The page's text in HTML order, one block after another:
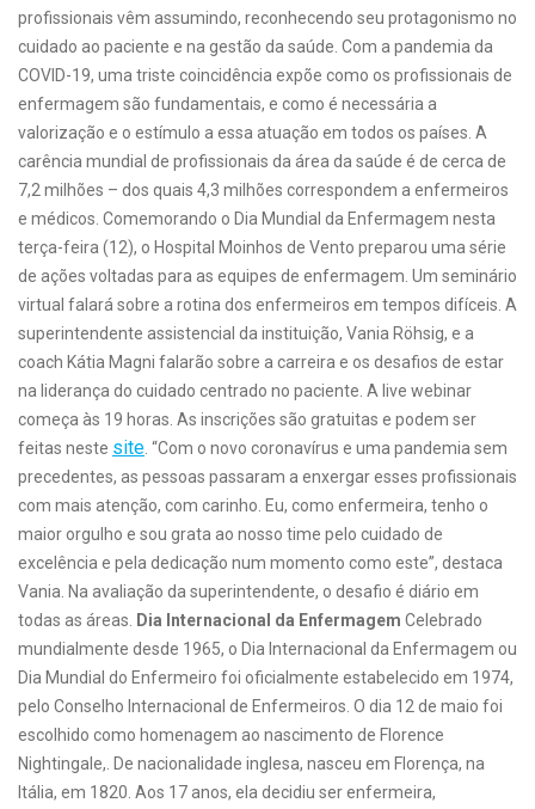
profissionais vêm assumindo, reconhecendo seu protagonismo no
cuidado ao paciente e na gestão da saúde. Com a pandemia da
COVID-19, uma triste coincidência expõe como os profissionais de
enfermagem são fundamentais, e como é necessária a
valorização e o estímulo a essa atuação em todos os países. A
carência mundial de profissionais da área da saúde é de cerca de
7,2 milhões – dos quais 4,3 milhões correspondem a enfermeiros
e médicos. Comemorando o Dia Mundial da Enfermagem nesta
terça-feira (12), o Hospital Moinhos de Vento preparou uma série
de ações voltadas para as equipes de enfermagem. Um seminário
virtual falará sobre a rotina dos enfermeiros em tempos difíceis. A
superintendente assistencial da instituição, Vania Röhsig, e a
coach Kátia Magni falarão sobre a carreira e os desafios de estar
na liderança do cuidado centrado no paciente. A live webinar
começa às 19 horas. As inscrições são gratuitas e podem ser
feitas neste site . “Com o novo coronavírus e uma pandemia sem
precedentes, as pessoas passaram a enxergar esses profissionais
com mais atenção, com carinho. Eu, como enfermeira, tenho o
maior orgulho e sou grata ao nosso time pelo cuidado de
excelência e pela dedicação num momento como este”, destaca
Vania. Na avaliação da superintendente, o desafio é diário em
todas as áreas.
Dia Internacional da Enfermagem Celebrado
mundialmente desde 1965, o Dia Internacional da Enfermagem ou
Dia Mundial do Enfermeiro foi oficialmente estabelecido em 1974,
pelo Conselho Internacional de Enfermeiros. O dia 12 de maio foi
escolhido como homenagem ao nascimento de Florence
Nightingale,. De nacionalidade inglesa, nasceu em Florença, na
Itália, em 1820. Aos 17 anos, ela decidiu ser enfermeira,